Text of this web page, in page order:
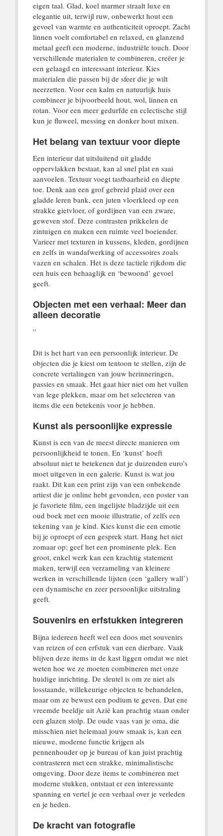
eigen taal. Glad, koel marmer straalt luxe en
elegantie uit, terwijl ruw, onbewerkt hout een
gevoel van warmte en authenticiteit oproept. Zacht
linnen voelt comfortabel en relaxed, en glanzend
metaal geeft een moderne, industriële touch. Door
verschillende materialen te combineren, creëer je
een gelaagd en interessant interieur. Kies
materialen die passen bij de sfeer die je wilt
neerzetten. Voor een kalm en natuurlijk huis
combineer je bijvoorbeeld hout, wol, linnen en
rotan. Voor een meer gedurfde en eclectische stijl
kun je fluweel, messing en donker hout mixen.
Het belang van textuur voor diepte
Een interieur dat uitsluitend uit gladde
oppervlakken bestaat, kan al snel plat en saai
aanvoelen. Textuur voegt tastbaarheid en diepte
toe. Denk aan een grof gebreid plaid over een
gladde leren bank, een juten vloerkleed op een
strakke gietvloer, of gordijnen van een zware,
geweven stof. Deze contrasten prikkelen de
zintuigen en maken een ruimte veel boeiender.
Varieer met texturen in kussens, kleden, gordijnen
en zelfs in wandafwerking of accessoires zoals
vazen en schalen. Het is deze tactiele rijkdom die
een huis een behaaglijk en ‘bewoond’ gevoel
geeft.
Objecten met een verhaal: Meer dan
alleen decoratie
”
Dit is het hart van een persoonlijk interieur. De
objecten die je kiest om tentoon te stellen, zijn de
concrete vertalingen van jouw herinneringen,
passies en smaak. Het gaat hier niet om het vullen
van lege plekken, maar om het selecteren van
items die een betekenis voor je hebben.
Kunst als persoonlijke expressie
Kunst is een van de meest directe manieren om
persoonlijkheid te tonen. En ‘kunst’ hoeft
absoluut niet te betekenen dat je duizenden euro’s
moet uitgeven in een galerie. Kunst is wat jou
raakt. Dit kan een print zijn van een onbekende
artiest die je online hebt gevonden, een poster van
je favoriete film, een ingelijste bladzijde uit een
oud boek met een mooie illustratie, of zelfs een
tekening van je kind. Kies kunst die een emotie
bij je oproept of een gesprek start. Hang het niet
zomaar op; geef het een prominente plek. Een
groot, enkel werk kan een krachtig statement
maken, terwijl een verzameling van kleinere
werken in verschillende lijsten (een ‘gallery wall’)
een dynamische en zeer persoonlijke uitstraling
geeft.
Souvenirs en erfstukken integreren
Bijna iedereen heeft wel een doos met souvenirs
van reizen of een erfstuk van een dierbare. Vaak
blijven deze items in de kast liggen omdat we niet
weten hoe we ze moeten combineren met onze
huidige inrichting. De sleutel is om ze niet als
losstaande, willekeurige objecten te behandelen,
maar om ze bewust een podium te geven. Dat ene
vreemde beeldje uit Azië kan prachtig staan onder
een glazen stolp. De oude vaas van je oma, die
misschien niet helemaal jouw smaak is, kan een
nieuwe, moderne functie krijgen als
pennenhouder op je bureau of kan juist prachtig
contrasteren met een strakke, minimalistische
omgeving. Door deze items te combineren met
moderne stukken, ontstaat er een interessante
spanning en vertel je een verhaal over je verleden
en je heden.
De kracht van fotografie